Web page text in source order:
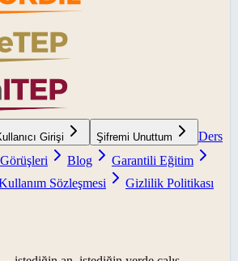
Girişi Şifremi Unuttum
Ders
Blog
Garantili Eğitim
Sözleşmesi
Gizlilik Politikası